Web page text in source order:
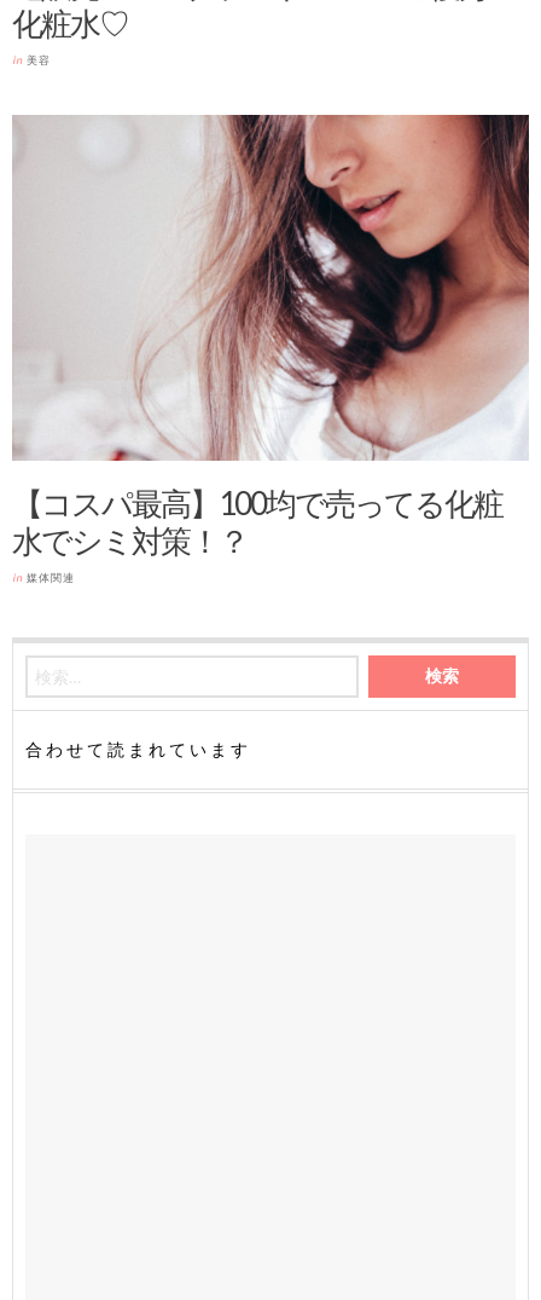
化粧水♡
in 美容
【コスパ最高】100均で売ってる化粧
水でシミ対策！？
in 媒体関連
合わせて読まれています